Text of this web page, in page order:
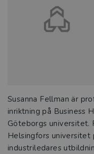
Susanna Fellman är
inriktning på Business
Göteborgs universitet.
Helsingfors universitet
industriledares